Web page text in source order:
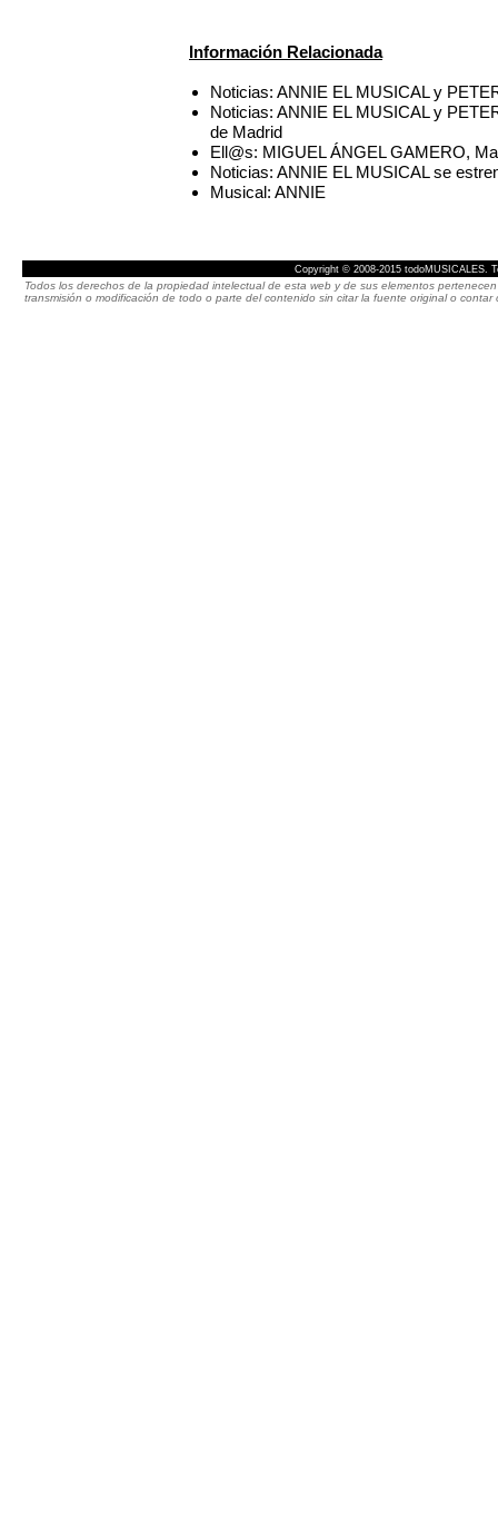
Información Relacionada
Noticias: ANNIE EL MUSICAL y
Noticias: ANNIE EL MUSICAL y
de Madrid
Ell@s: MIGUEL ÁNGEL GAMERO,
Noticias: ANNIE EL MUSICAL se
Musical: ANNIE
Copyright © 2008-2015 todoMUSICALES.
Todos los derechos de la propiedad intelectual de esta web y de sus elementos
transmisión o modificación de todo o parte del contenido sin citar la fuente original o